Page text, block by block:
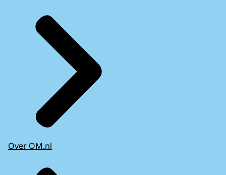
Over OM.nl